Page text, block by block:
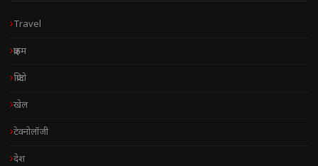
Travel
क्राइम
क्रिप्टो
खेल
टेक्नोलॉजी
देश